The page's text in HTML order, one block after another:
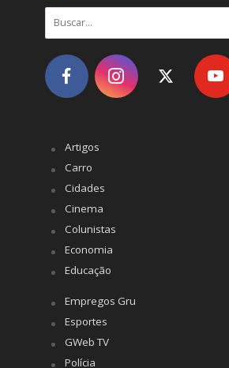
Artigos
Carro
Cidades
Cinema
Colunistas
Economia
Educação
Empregos Gru
Esportes
GWeb TV
Polícia